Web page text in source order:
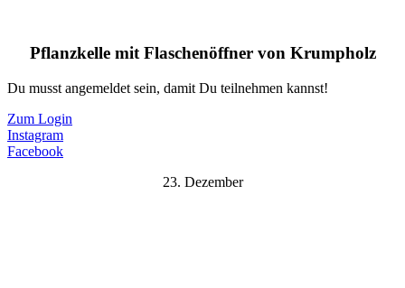
Pflanzkelle mit Flaschenöffner von Krumpholz
Du musst angemeldet sein, damit Du teilnehmen kannst!
Zum Login
Instagram
Facebook
23. Dezember